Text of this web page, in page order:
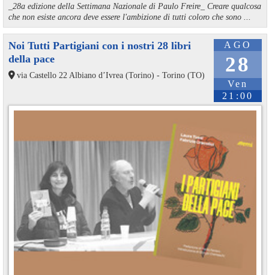
_28a edizione della Settimana Nazionale di Paulo Freire_ Creare qualcosa
che non esiste ancora deve essere l'ambizione di tutti coloro che sono ...
AGO
28
Ven
21:00
Noi Tutti Partigiani con i nostri 28 libri
della pace
via Castello 22 Albiano d’Ivrea (Torino) - Torino (TO)